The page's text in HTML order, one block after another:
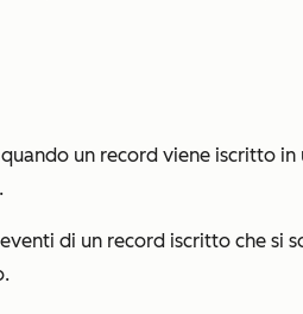
un record viene iscritto in
.
di un record iscritto che si